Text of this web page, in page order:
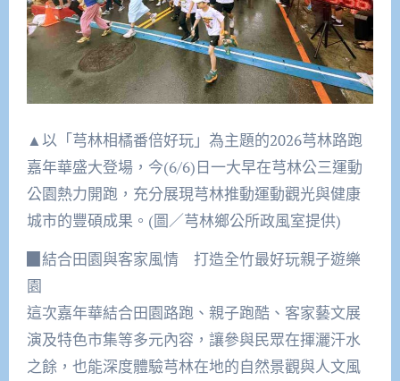
▲以「芎林相橘番倍好玩」為主題的2026芎林路跑
嘉年華盛大登場，今(6/6)日一大早在芎林公三運動
公園熱力開跑，充分展現芎林推動運動觀光與健康
城市的豐碩成果。(圖／芎林鄉公所政風室提供)
▉結合田園與客家風情 打造全竹最好玩親子遊樂
園
這次嘉年華結合田園路跑、親子跑酷、客家藝文展
演及特色市集等多元內容，讓參與民眾在揮灑汗水
之餘，也能深度體驗芎林在地的自然景觀與人文風